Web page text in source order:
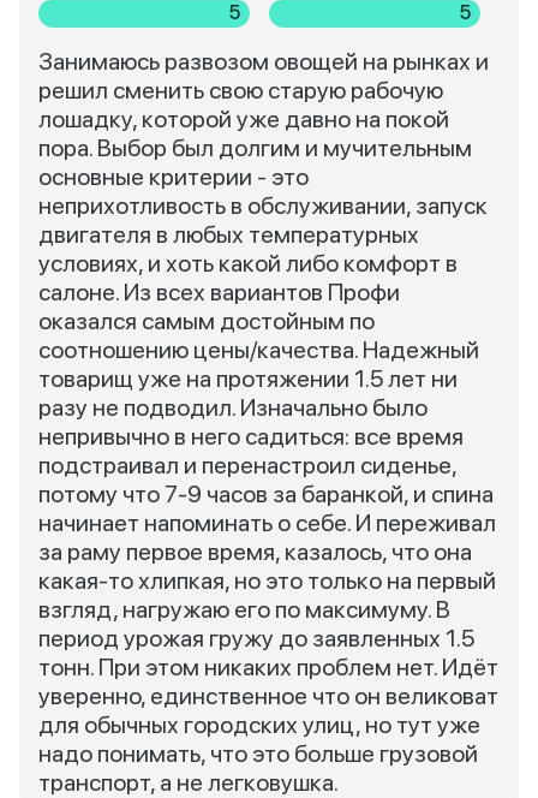
5 5
Занимаюсь развозом овощей на рынках и
решил сменить свою старую рабочую
лошадку, которой уже давно на покой
пора. Выбор был долгим и мучительным
основные критерии - это
неприхотливость в обслуживании, запуск
двигателя в любых температурных
условиях, и хоть какой либо комфорт в
салоне. Из всех вариантов Профи
оказался самым достойным по
соотношению цены/качества. Надежный
товарищ уже на протяжении 1.5 лет ни
разу не подводил. Изначально было
непривычно в него садиться: все время
подстраивал и перенастроил сиденье,
потому что 7-9 часов за баранкой, и спина
начинает напоминать о себе. И переживал
за раму первое время, казалось, что она
какая-то хлипкая, но это только на первый
взгляд, нагружаю его по максимуму. В
период урожая гружу до заявленных 1.5
тонн. При этом никаких проблем нет. Идёт
уверенно, единственное что он великоват
для обычных городских улиц, но тут уже
надо понимать, что это больше грузовой
транспорт, а не легковушка.